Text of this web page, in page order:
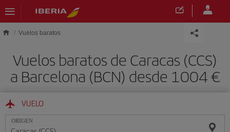
Saltar al contenido principal
Vuelos baratos
Vuelos baratos de Caracas (CCS)
a Barcelona (BCN) desde 1004 €
VUELO
ORIGEN